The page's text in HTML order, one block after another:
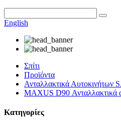
English
Σπίτι
Προϊόντα
Ανταλλακτικά
MAXUS D90 Ανταλλακτικά
Κατηγορίες